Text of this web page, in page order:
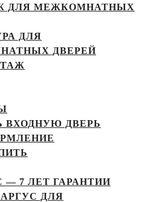
ДЛЯ МЕЖКОМНАТНЫХ
ДЛЯ
ДВЕРЕЙ
ВХОДНУЮ ДВЕРЬ
— 7 ЛЕТ ГАРАНТИИ
ДЛЯ